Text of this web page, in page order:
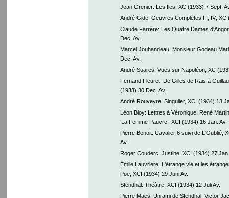
Jean Grenier: Les Iles, XC (1933) 7 Sept.
André Gide: Oeuvres Complètes III, IV; XC
Claude Farrère: Les Quatre Dames
Dec. Av.
Marcel Jouhandeau: Monsieur Godeau
Dec. Av.
André Suares: Vues sur Napoléon, XC
Fernand Fleuret: De Gilles de Rais à
(1933) 30 Dec. Av.
André Rouveyre: Singulier, XCI (1934) 13
Léon Bloy: Lettres à Véronique; René
‘La Femme Pauvre’, XCI (1934) 16 Jan. Av.
Pierre Benoit: Cavalier 6 suivi de L'Oublié,
Av.
Roger Couderc: Justine, XCI (1934) 27
Émile Lauvrière: L'étrange vie et les
Poe, XCI (1934) 29 Juni Av.
Stendhal: Théâtre, XCI (1934) 12 Juli Av.
Pierre Maes: Un ami de Stendhal, Victor